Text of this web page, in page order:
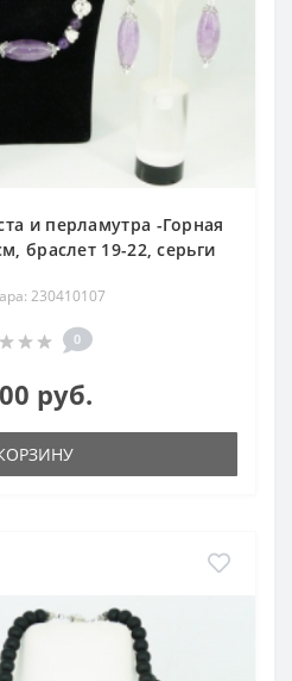
и перламутра -Горная
браслет 19-22, серьги
230410107
0
руб.